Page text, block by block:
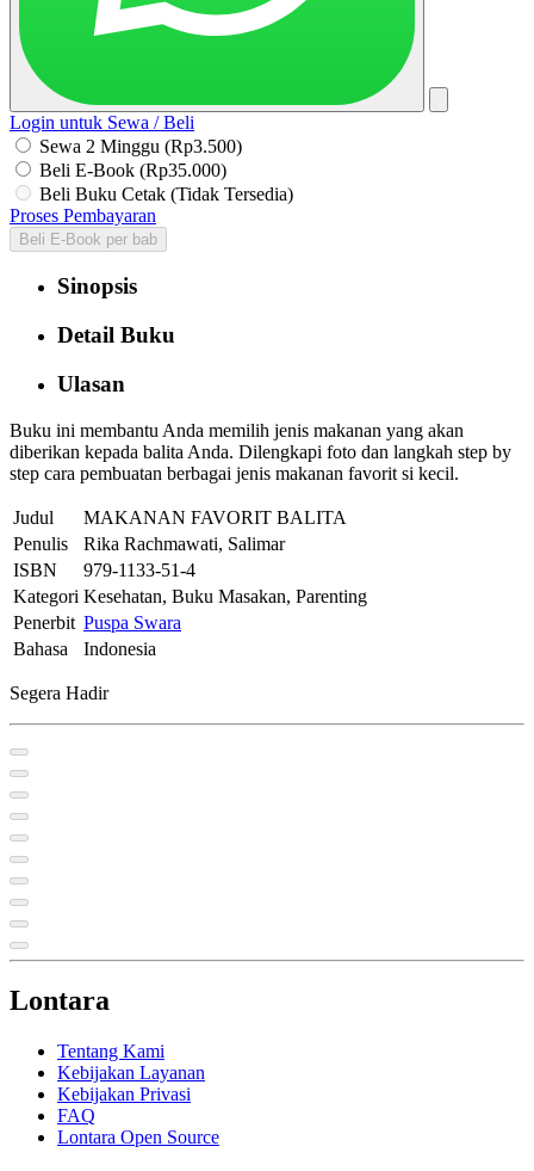
Login untuk Sewa / Beli
Sewa 2 Minggu (Rp3.500)
Beli E-Book (Rp35.000)
Beli Buku Cetak (Tidak Tersedia)
Proses Pembayaran
Beli E-Book per bab
Sinopsis
Detail Buku
Ulasan
Buku ini membantu Anda memilih jenis makanan yang akan
diberikan kepada balita Anda. Dilengkapi foto dan langkah step by
step cara pembuatan berbagai jenis makanan favorit si kecil.
Judul
MAKANAN FAVORIT BALITA
Penulis
Rika Rachmawati, Salimar
ISBN
979-1133-51-4
Kategori Kesehatan, Buku Masakan, Parenting
Penerbit Puspa Swara
Bahasa
Indonesia
Segera Hadir
Lontara
Tentang Kami
Kebijakan Layanan
Kebijakan Privasi
FAQ
Lontara Open Source